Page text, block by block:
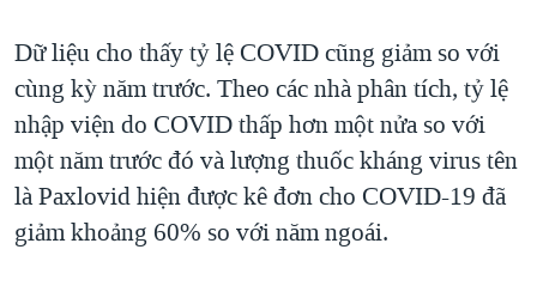
Dữ liệu cho thấy tỷ lệ COVID cũng giảm so với
cùng kỳ năm trước. Theo các nhà phân tích, tỷ lệ
nhập viện do COVID thấp hơn một nửa so với
một năm trước đó và lượng thuốc kháng virus tên
là Paxlovid hiện được kê đơn cho COVID-19 đã
giảm khoảng 60% so với năm ngoái.